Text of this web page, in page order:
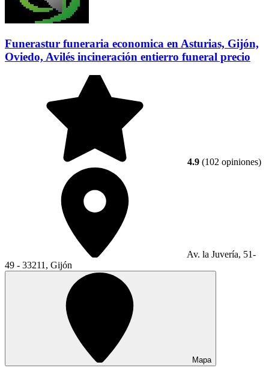
Funerastur funeraria economica en Asturias, Gijón,
Oviedo, Avilés incineración entierro funeral precio
4.9 (102 opiniones)
Av. la Juvería, 51-
49 - 33211, Gijón
Mapa